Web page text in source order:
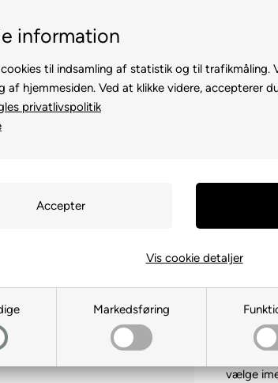
information
til indsamling af statistik og til trafikmåling.
af hjemmesiden. Ved at klikke videre, accepterer
privatlivspolitik
Markedsføring
Vis cookie detaljer
vælge